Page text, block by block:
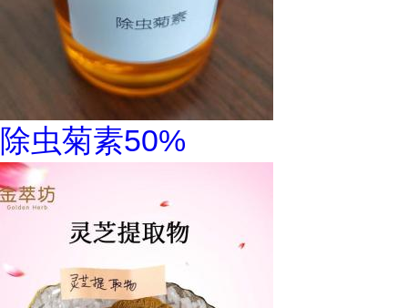
除虫菊素50%